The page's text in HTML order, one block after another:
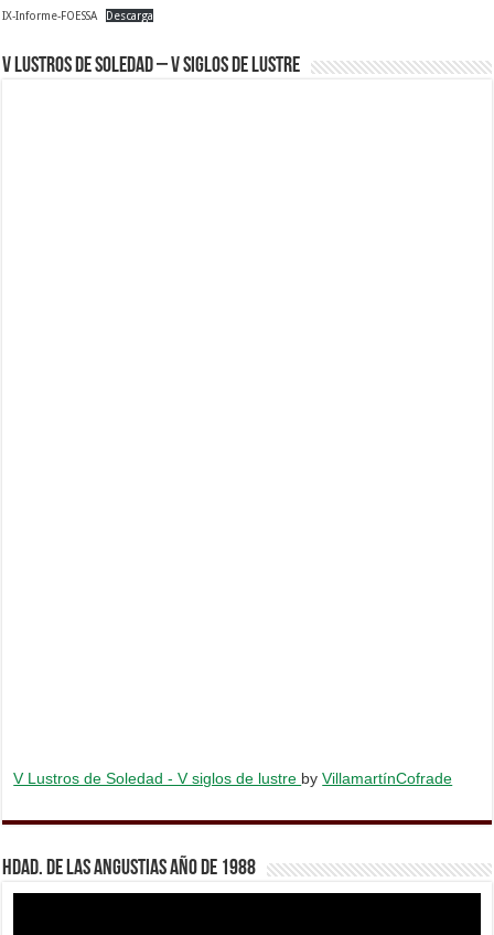
IX-Informe-FOESSA Descarga
V Lustros de Soledad – V Siglos de Lustre
V Lustros de Soledad - V siglos de lustre byVillamartínCofrade
Hdad. de Las Angustias año de 1988